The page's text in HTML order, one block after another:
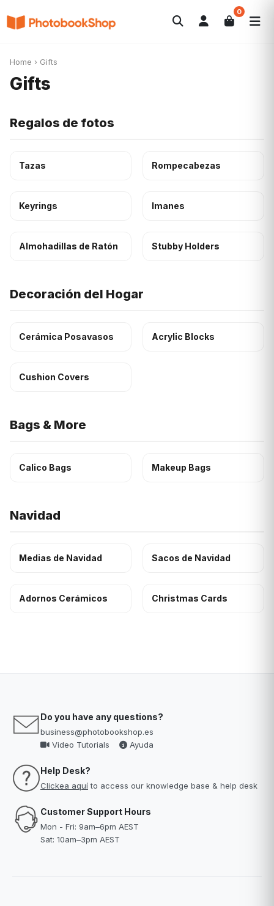
0
Search
Calendarios
Home › Gifts
Gifts
Regalos de fotos
Tazas Rompecabezas
Keyrings Imanes
Almohadillas de Ratón Stubby Holders
Decoración del Hogar
Cerámica Posavasos Acrylic Blocks
Cushion Covers
Bags & More
Calico Bags Makeup Bags
Navidad
Medias de Navidad Sacos de Navidad
Adornos Cerámicos Christmas Cards
Do you have any questions?
business@photobookshop.es
Video Tutorials
Ayuda
Help Desk?
Clickea aquíto access our knowledge base & help desk
Customer Support Hours
Mon - Fri: 9am–6pm AEST
Sat: 10am–3pm AEST